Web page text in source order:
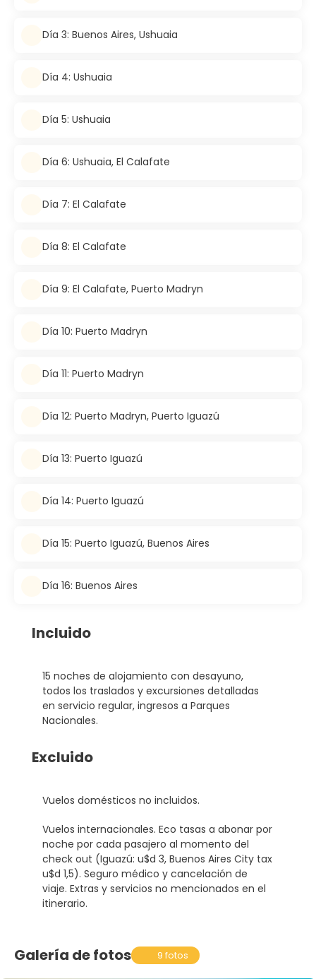
Día 3: Buenos Aires, Ushuaia
Día 4: Ushuaia
Día 5: Ushuaia
Día 6: Ushuaia, El Calafate
Día 7: El Calafate
Día 8: El Calafate
Día 9: El Calafate, Puerto Madryn
Día 10: Puerto Madryn
Día 11: Puerto Madryn
Día 12: Puerto Madryn, Puerto Iguazú
Día 13: Puerto Iguazú
Día 14: Puerto Iguazú
Día 15: Puerto Iguazú, Buenos Aires
Día 16: Buenos Aires
Incluido
15 noches de alojamiento con desayuno,
todos los traslados y excursiones detalladas
en servicio regular, ingresos a Parques
Nacionales.
Excluido
Vuelos domésticos no incluidos.
Vuelos internacionales. Eco tasas a abonar por
noche por cada pasajero al momento del
check out (Iguazú: u$d 3, Buenos Aires City tax
u$d 1,5). Seguro médico y cancelación de
viaje. Extras y servicios no mencionados en el
itinerario.
Galería de fotos 9 fotos